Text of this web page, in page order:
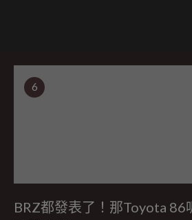
6
BRZ都發表了！那Toyota 86